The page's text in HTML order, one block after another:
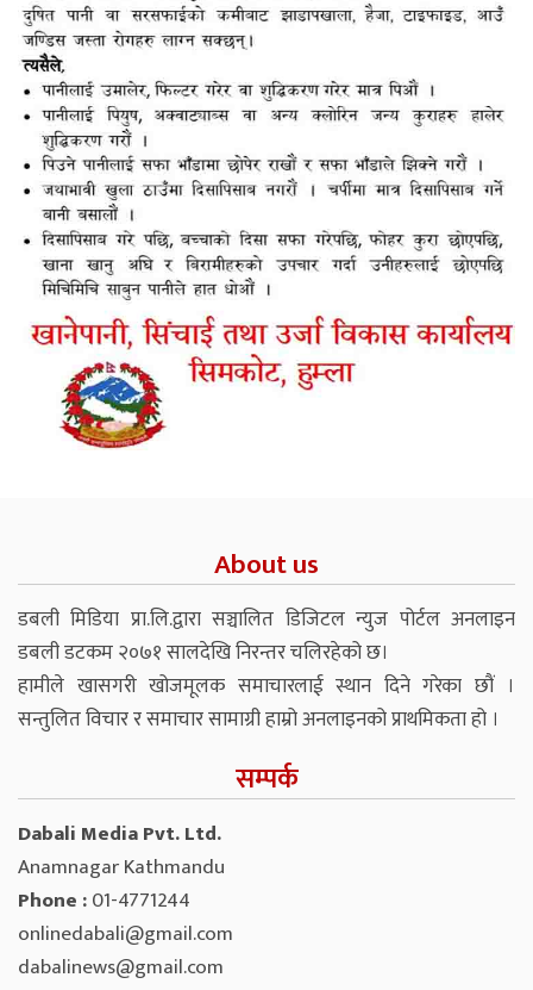
About us
डबली मिडिया प्रा.लि.द्वारा सञ्चालित डिजिटल न्युज पोर्टल अनलाइन
डबली डटकम २०७१ सालदेखि निरन्तर चलिरहेको छ।
हामीले खासगरी खोजमूलक समाचारलाई स्थान दिने गरेका छौं ।
सन्तुलित विचार र समाचार सामाग्री हाम्रो अनलाइनको प्राथमिकता हो ।
सम्पर्क
Dabali Media Pvt. Ltd.
Anamnagar Kathmandu
Phone :01-4771244
onlinedabali@gmail.com
dabalinews@gmail.com